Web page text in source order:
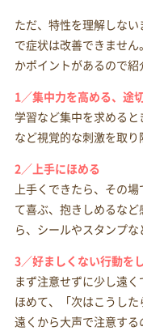
ただ、特性を理解しな
で症状は改善できませ
かポイントがあるので紹
1／集中力を高める、途
学習など集中を求める
など視覚的な刺激を取り
2／上手にほめる
上手くできたら、その
て喜ぶ、抱きしめるな
ら、シールやスタンプな
3／好ましくない行動を
まず注意せずに少し遠
ほめて、「次はこうした
遠くから大声で注意す